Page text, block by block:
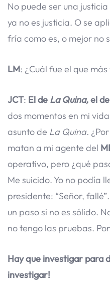
No puede ser una
ya no es justicia. O se
fría como es, o mejor no
LM: ¿Cuál fue el que
JCT: El de La Quina,el
dos momentos en mi
asunto de La Quina.
matan a mi agente del
operativo, pero ¿qué
Me suicido. Yo no podía
presidente: “Señor,
un paso si no es sólido.
no tengo las pruebas.
Hay que investigar para
investigar!